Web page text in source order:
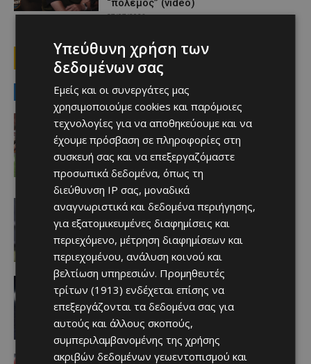
“πόλεμος” (video)
27/07/2026
MUST READ
Έχασε στο φινάλε… Άξιζε το “διπλό”
η Πάφος
06/08/2026
H σύνοψη του Μάρτινς για το φιλικό
με τον Ατρόμητο (ΒΙΝΤΕΟ)
Afentiko - 06/08/2026
Αθλητικά
Ξανά στο γήπεδο… Επανήρχισε το
ματς στην Red Bull Arena
Afentiko - 06/08/2026
Αθλητικά
Υπεύθυνη χρήση των
δεδομένων σας
Εμείς και οι συνεργάτες μας
χρησιμοποιούμε cookies και παρόμοιες
τεχνολογίες για να αποθηκεύουμε και να
έχουμε πρόσβαση σε πληροφορίες στη
συσκευή σας και να επεξεργαζόμαστε
προσωπικά δεδομένα, όπως τη
διεύθυνση IP σας, μοναδικά
αναγνωριστικά και δεδομένα περιήγησης,
για εξατομικευμένες διαφημίσεις και
περιεχόμενο, μέτρηση διαφημίσεων και
περιεχομένου, ανάλυση κοινού και
βελτίωση υπηρεσιών. Προμηθευτές
τρίτων (1913) ενδέχεται επίσης να
επεξεργάζονται τα δεδομένα σας για
αυτούς και άλλους σκοπούς,
συμπεριλαμβανομένης της χρήσης
ακριβών δεδομένων γεωεντοπισμού και